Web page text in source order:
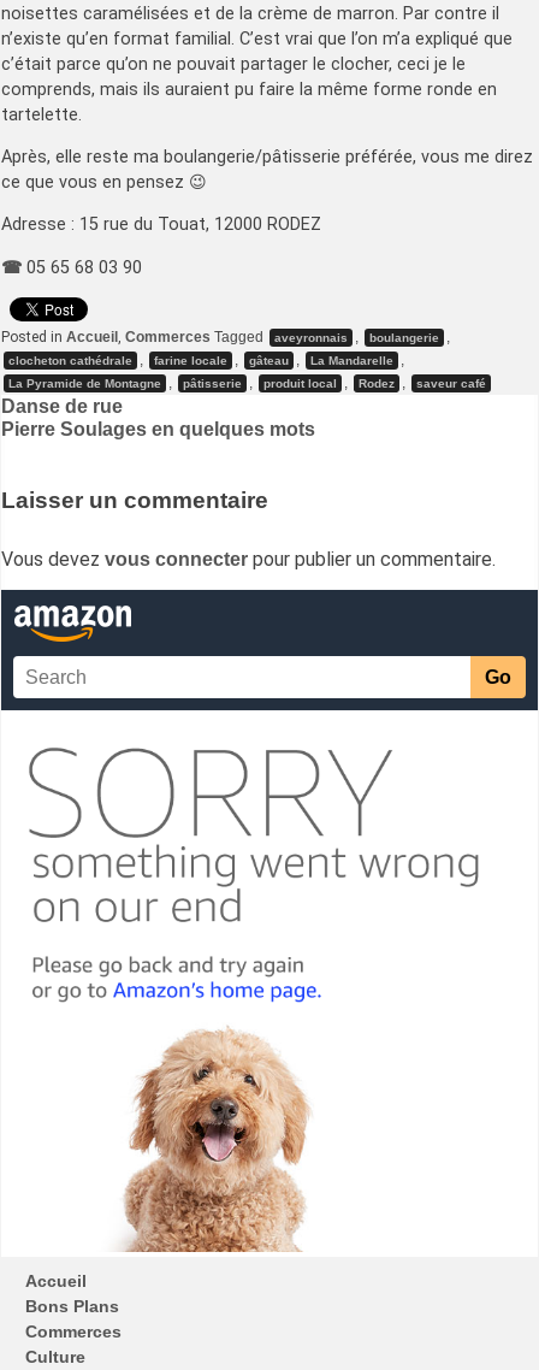
noisettes caramélisées et de la crème de marron. Par contre il
n’existe qu’en format familial. C’est vrai que l’on m’a expliqué que
c’était parce qu’on ne pouvait partager le clocher, ceci je le
comprends, mais ils auraient pu faire la même forme ronde en
tartelette.
Après, elle reste ma boulangerie/pâtisserie préférée, vous me direz
ce que vous en pensez 😉
Adresse : 15 rue du Touat, 12000 RODEZ
☎ 05 65 68 03 90
Posted in Accueil , Commerces Tagged aveyronnais , boulangerie ,
clocheton cathédrale , farine locale , gâteau , La Mandarelle ,
La Pyramide de Montagne , pâtisserie , produit local , Rodez , saveur café
Navigation
de
Danse de rue
Pierre Soulages en quelques mots
Laisser un commentaire
Vous devez vous connecter pour publier un commentaire.
Accueil
Bons Plans
Commerces
Culture